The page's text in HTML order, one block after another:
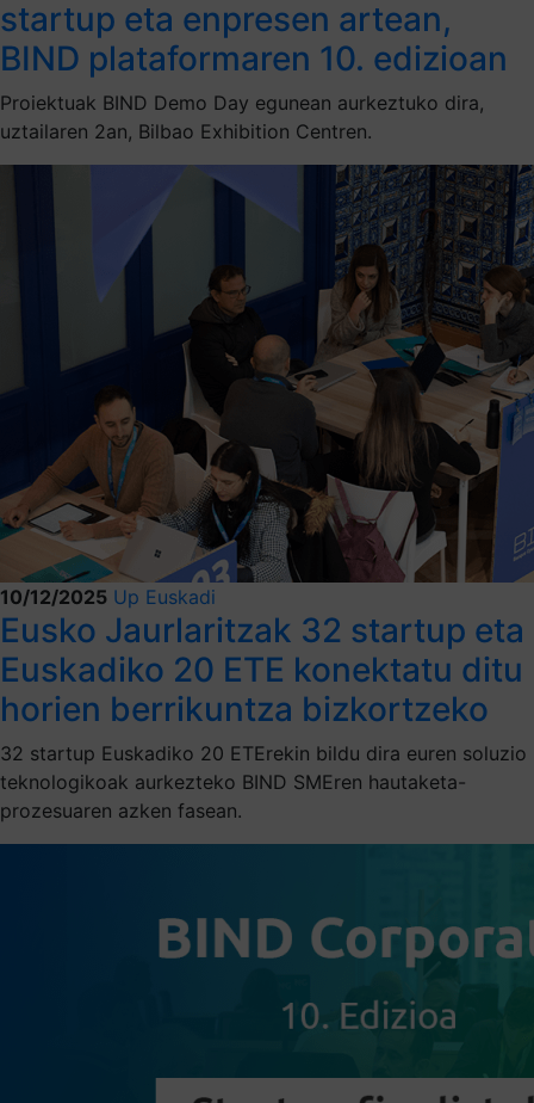
startup eta enpresen artean,
BIND plataformaren 10. edizioan
Proiektuak BIND Demo Day egunean aurkeztuko dira,
uztailaren 2an, Bilbao Exhibition Centren.
10/12/2025 Up Euskadi
Eusko Jaurlaritzak 32 startup eta
Euskadiko 20 ETE konektatu ditu
horien berrikuntza bizkortzeko
32 startup Euskadiko 20 ETErekin bildu dira euren soluzio
teknologikoak aurkezteko BIND SMEren hautaketa-
prozesuaren azken fasean.